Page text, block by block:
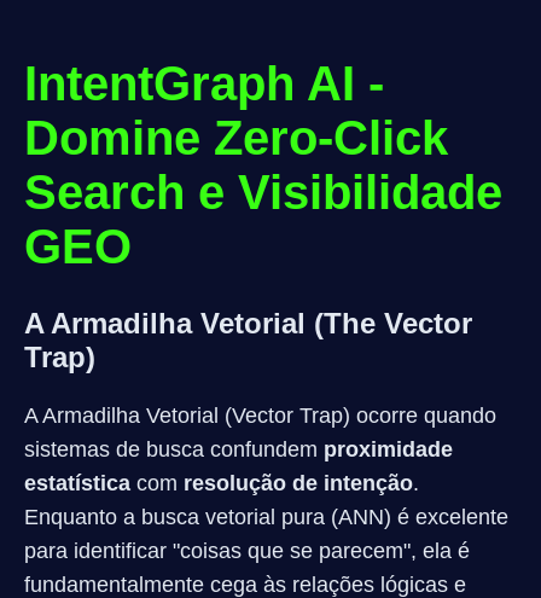
IntentGraph AI -
Domine Zero-Click
Search e Visibilidade
GEO
A Armadilha Vetorial (The Vector
Trap)
A Armadilha Vetorial (Vector Trap) ocorre quando
sistemas de busca confundem proximidade
estatística com resolução de intenção.
Enquanto a busca vetorial pura (ANN) é excelente
para identificar "coisas que se parecem", ela é
fundamentalmente cega às relações lógicas e